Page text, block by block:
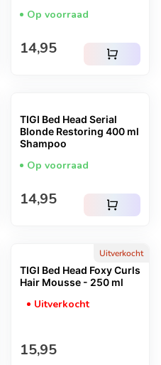
Op voorraad
Normale prijs
14,95 shopping_cart
TIGI Bed Head Serial
Blonde Restoring 400 ml
Shampoo
Op voorraad
Normale prijs
14,95 shopping_cart
Uitverkocht
TIGI Bed Head Foxy Curls
Hair Mousse - 250 ml
Uitverkocht
Normale prijs
15,95